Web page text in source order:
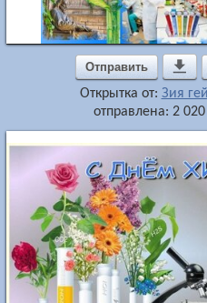
Отправить
Открытка от: Зия
отправлена: 2 020